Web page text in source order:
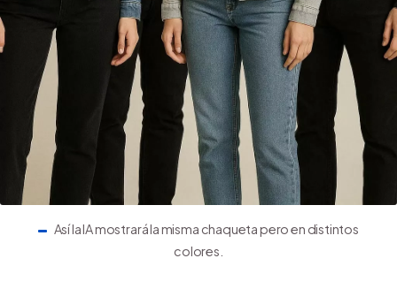
Así la IA mostrará la misma chaqueta pero en distintos
colores.